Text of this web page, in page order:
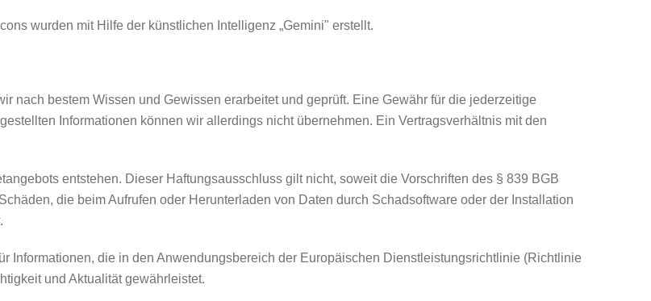
wurden mit Hilfe der künstlichen Intelligenz „Gemini" erstellt.
nach bestem Wissen und Gewissen erarbeitet und geprüft. Eine Gewähr für die jederzeitige
Informationen können wir allerdings nicht übernehmen. Ein Vertragsverhältnis mit den
entstehen. Dieser Haftungsausschluss gilt nicht, soweit die Vorschriften des § 839 BGB
die beim Aufrufen oder Herunterladen von Daten durch Schadsoftware oder der Installation
Informationen, die in den Anwendungsbereich der Europäischen Dienstleistungsrichtlinie (Richtlinie
und Aktualität gewährleistet.